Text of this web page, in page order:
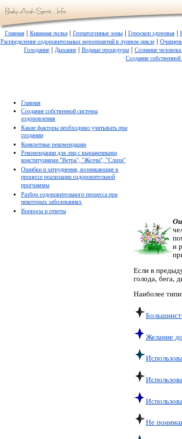
Главная| Книжная полка| Геопатогенные зоны| Гороскоп здоровья|
Распределение оздоровительных мероприятий в лунном цикле|
Голодание| Дыхание| Водные процедуры| Сознание
Создание
и
Если в
голода, бега,
Наиболее
Желание
Не
Главная
Создание собственной системы
оздоровления
Какие факторы необходимо учитывать при
создании
Конкретные рекомендации
Рекомендации для лиц с выраженными
конституциями "Ветра", "Желчи", "Слизи"
Ошибки и затруднения, возникающие в
процессе реализации оздоровительной
программы
Разбор оздоровительного процесса при
некоторых заболеваниях
Вопросы и ответы